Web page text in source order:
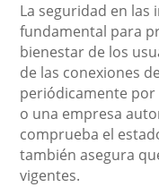
La seguridad en las
fundamental para
bienestar de los
de las conexiones
periódicamente
o una empresa
comprueba el
también asegura
vigentes.